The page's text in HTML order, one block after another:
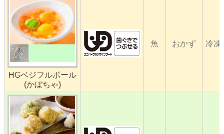
HGベジフルボール
(かぼちゃ)
魚 おかず 冷凍